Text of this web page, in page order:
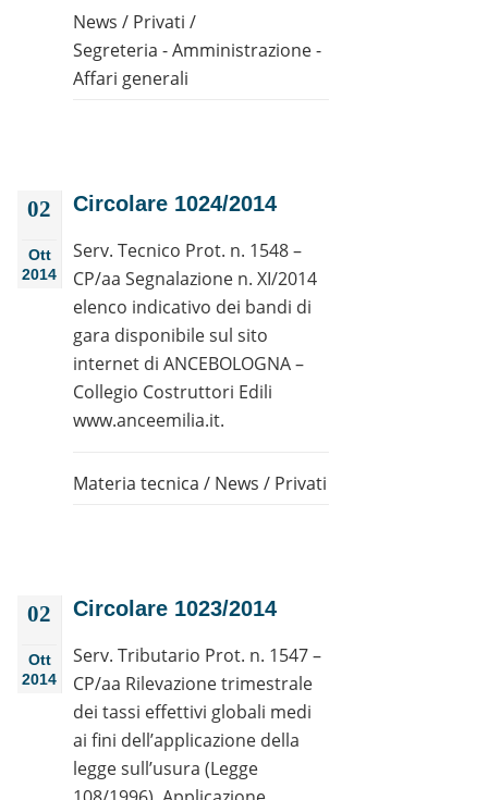
News / Privati /
Segreteria - Amministrazione -
Affari generali
02
Ott
2014
Circolare 1024/2014
Serv. Tecnico Prot. n. 1548 –
CP/aa Segnalazione n. XI/2014
elenco indicativo dei bandi di
gara disponibile sul sito
internet di ANCEBOLOGNA –
Collegio Costruttori Edili
www.anceemilia.it.
Materia tecnica / News / Privati
02
Ott
2014
Circolare 1023/2014
Serv. Tributario Prot. n. 1547 –
CP/aa Rilevazione trimestrale
dei tassi effettivi globali medi
ai fini dell’applicazione della
legge sull’usura (Legge